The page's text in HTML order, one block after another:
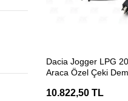
Dacia Jogger LPG
Araca Özel Çeki
10.822,50 TL